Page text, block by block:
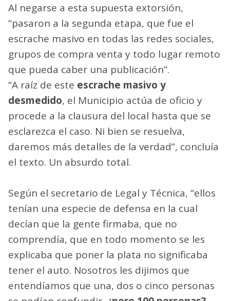
Al negarse a esta supuesta extorsión,
“pasaron a la segunda etapa, que fue el
escrache masivo en todas las redes sociales,
grupos de compra venta y todo lugar remoto
que pueda caber una publicación”.
“A raíz de este escrache masivo y
desmedido, el Municipio actúa de oficio y
procede a la clausura del local hasta que se
esclarezca el caso. Ni bien se resuelva,
daremos más detalles de la verdad”, concluía
el texto. Un absurdo total.
Según el secretario de Legal y Técnica, “ellos
tenían una especie de defensa en la cual
decían que la gente firmaba, que no
comprendía, que en todo momento se les
explicaba que poner la plata no significaba
tener el auto. Nosotros les dijimos que
entendíamos que una, dos o cinco personas